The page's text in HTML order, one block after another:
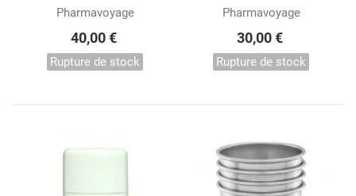
MOUSTIQUAIRE TREK
2
Pharmavoyage
40,00 €
Rupture de stock
MOUSTIQUAIRE TREK
1
Pharmavoyage
30,00 €
Rupture de stock